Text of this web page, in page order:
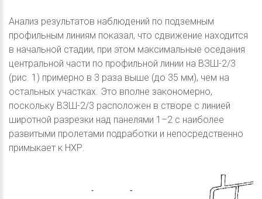
Анализ результатов наблюдений по подземным
профильным линиям показал, что сдвижение находится
в начальной стадии, при этом максимальные оседания
центральной части по профильной линии на ВЗШ-2/3
(рис. 1) примерно в 3 раза выше (до 35 мм), чем на
остальных участках. Это вполне закономерно,
поскольку ВЗШ-2/3 расположен в створе с линией
широтной разрезки над панелями 1–2 с наиболее
развитыми пролетами подработки и непосредственно
примыкает к НХР.